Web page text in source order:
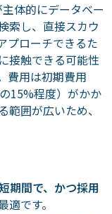
体的にデータベー
索し、直接スカウ
プローチできるた
接触できる可能性
費用は初期費用
15%程度）がかか
範囲が広いため、
期間で、かつ採用
適です。